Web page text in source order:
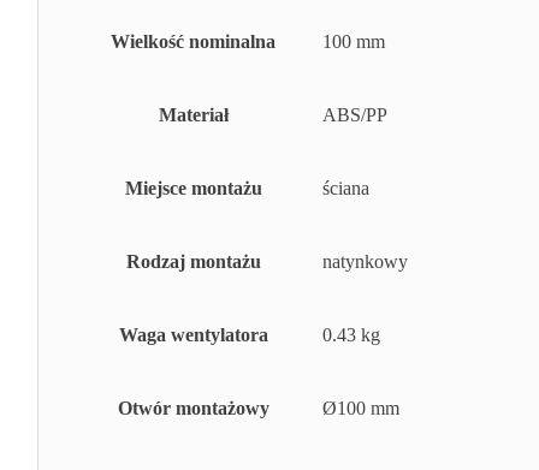
Wielkość nominalna 100 mm
Materiał ABS/PP
Miejsce montażu ściana
Rodzaj montażu natynkowy
Waga wentylatora 0.43 kg
Otwór montażowy Ø100 mm